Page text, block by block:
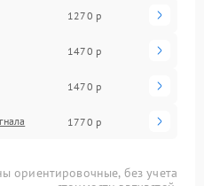
1270 р
1470 р
1470 р
1770 р
ориентировочные, без учета